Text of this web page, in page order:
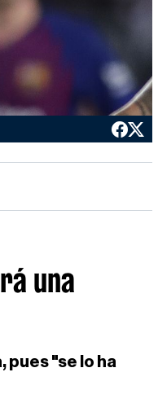
una
pues "se lo ha